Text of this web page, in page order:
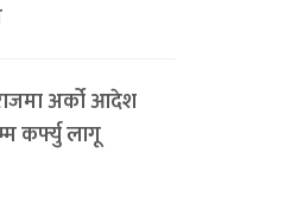
अर्को आदेश
कर्फ्यु लागू